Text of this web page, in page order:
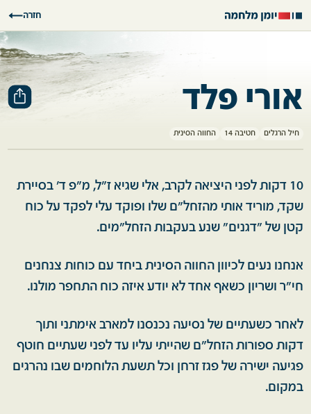
חזרה
אורי פלד
חיל הרגלים חטיבה 14 החווה הסינית
10 דקות לפני היציאה לקרב, אלי שגיא ז"ל, מ״פ ד' בסיירת
שקד, מוריד אותי מהזחל״ם שלו ופוקד עלי לפקד על כוח
קטן של "דגנים" שנע בעקבות הזחל"מים.
אנחנו נעים לכיוון החווה הסינית ביחד עם כוחות צנחנים
חי״ר ושריון כשאף אחד לא יודע איזה כוח התחפר מולנו.
לאחר כשעתיים של נסיעה נכנסנו למארב אימתני ותוך
דקות ספורות הזחל"ם שהייתי עליו עד לפני שעתיים חוטף
פגיעה ישירה של פגז זרחן וכל תשעת הלוחמים שבו נהרגים
במקום.